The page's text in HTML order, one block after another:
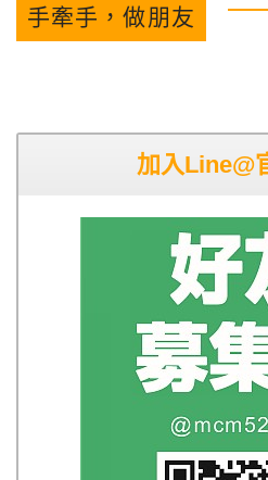
手牽手，做朋友
加入Line@